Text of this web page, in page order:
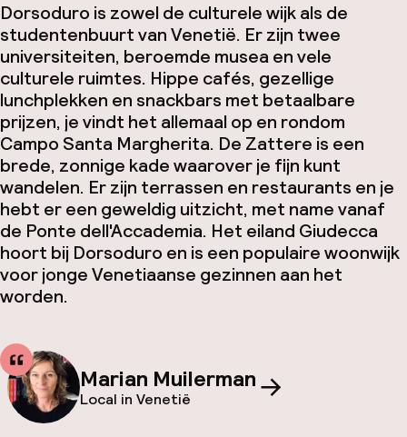
Dorsoduro is zowel de culturele wijk als de
studentenbuurt van Venetië. Er zijn twee
universiteiten, beroemde musea en vele
culturele ruimtes. Hippe cafés, gezellige
lunchplekken en snackbars met betaalbare
prijzen, je vindt het allemaal op en rondom
Campo Santa Margherita. De Zattere is een
brede, zonnige kade waarover je fijn kunt
wandelen. Er zijn terrassen en restaurants en je
hebt er een geweldig uitzicht, met name vanaf
de Ponte dell'Accademia. Het eiland Giudecca
hoort bij Dorsoduro en is een populaire woonwijk
voor jonge Venetiaanse gezinnen aan het
worden.
Marian Muilerman
Local in Venetië